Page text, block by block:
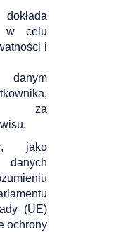
w celu
i
danym
za
jako
(UE)
ochrony